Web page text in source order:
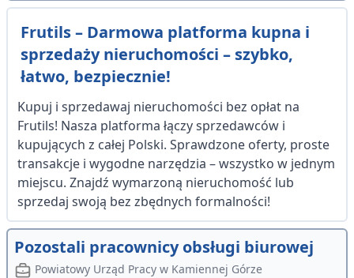
Frutils – Darmowa platforma kupna i
sprzedaży nieruchomości – szybko,
łatwo, bezpiecznie!
Kupuj i sprzedawaj nieruchomości bez opłat na
Frutils! Nasza platforma łączy sprzedawców i
kupujących z całej Polski. Sprawdzone oferty, proste
transakcje i wygodne narzędzia – wszystko w jednym
miejscu. Znajdź wymarzoną nieruchomość lub
sprzedaj swoją bez zbędnych formalności!
Pozostali pracownicy obsługi biurowej
Powiatowy Urząd Pracy w Kamiennej Górze